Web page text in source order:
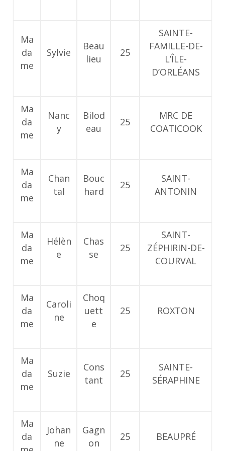
Ma
da
me
Sylvie
Beau
lieu
25
SAINTE-
FAMILLE-DE-
L’ÎLE-
D’ORLÉANS
Ma
da
me
Nanc
y
Bilod
eau
25
MRC DE
COATICOOK
Ma
da
me
Chan
tal
Bouc
hard
25
SAINT-
ANTONIN
Ma
da
me
Hélèn
e
Chas
se
25
SAINT-
ZÉPHIRIN-DE-
COURVAL
Ma
da
me
Caroli
ne
Choq
uett
e
25 ROXTON
Ma
da
me
Suzie
Cons
tant
25
SAINTE-
SÉRAPHINE
Ma
da
Johan
ne
Gagn
on
25 BEAUPRÉ